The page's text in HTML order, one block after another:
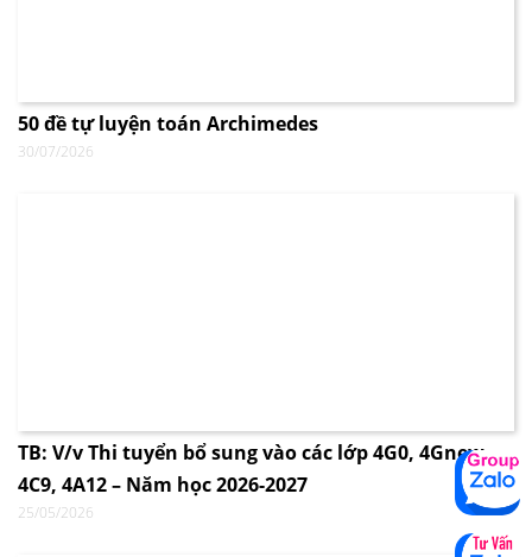
50 đề tự luyện toán Archimedes
30/07/2026
TB: V/v Thi tuyển bổ sung vào các lớp 4G0, 4Gnew,
4C9, 4A12 – Năm học 2026-2027
25/05/2026